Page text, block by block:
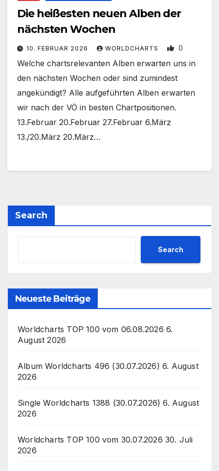
Die heißesten neuen Alben der
nächsten Wochen
10. FEBRUAR 2026 WORLDCHARTS 0
Welche chartsrelevanten Alben erwarten uns in
den nächsten Wochen oder sind zumindest
angekündigt? Alle aufgeführten Alben erwarten
wir nach der VÖ in besten Chartpositionen.
13.Februar 20.Februar 27.Februar 6.März
13./20.März 20.März…
Search
Search
Neueste Beiträge
Worldcharts TOP 100 vom 06.08.2026 6.
August 2026
Album Worldcharts 496 (30.07.2026) 6. August
2026
Single Worldcharts 1388 (30.07.2026) 6. August
2026
Worldcharts TOP 100 vom 30.07.2026 30. Juli
2026